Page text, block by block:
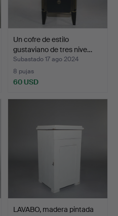
Un cofre de estilo
gustaviano de tres nive…
Subastado 17 ago 2024
8 pujas
60 USD
LAVABO, madera pintada